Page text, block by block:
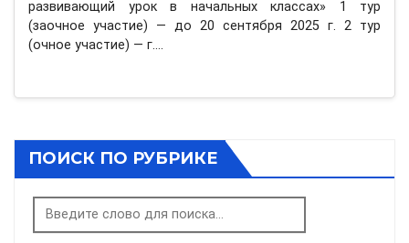
развивающий урок в начальных классах» 1 тур
(заочное участие) — до 20 сентября 2025 г. 2 тур
(очное участие) — г.…
ПОИСК ПО РУБРИКЕ